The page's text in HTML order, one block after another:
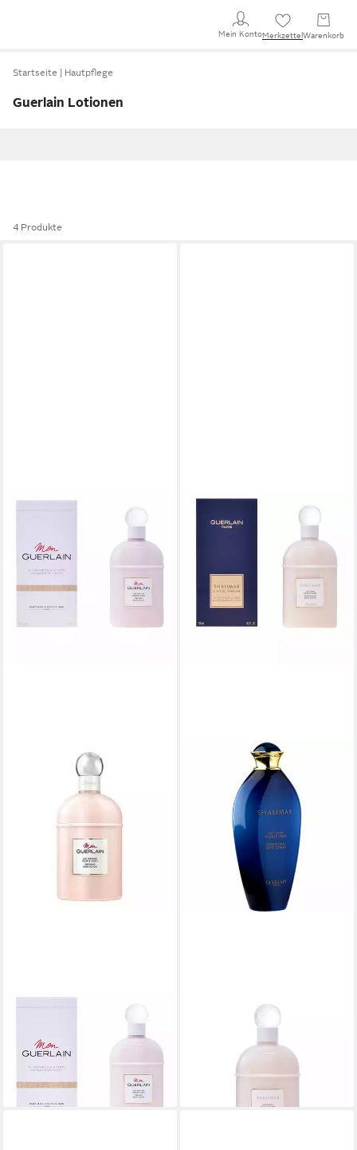
Mein KontoMerkzettel Warenkorb
Startseite Hautpflege
Guerlain Lotionen
4 Produkte
Körperpflegemittel Mon Body
Lotion
69,00 €
(345,00 €/ 1 l)
lieferbar - in 2-3 Werktagen bei dir
Körperpflegemittel Shalimar
Körperlotion
ab 53,95 €
(26,98 €/ 100 ml)
lieferbar - in 2-3 Werktagen bei dir